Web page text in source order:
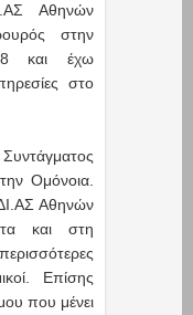
Αθηνών
στην
και έχω
στο
Ομόνοια.
Αθηνών
και στη
Επίσης
που μένει